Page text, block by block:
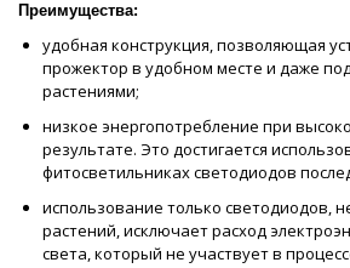
Преимущества:
удобная конструкция, позволяющая
прожектор в удобном месте и даже
растениями;
низкое энергопотребление при
результате. Это достигается
фитосветильниках светодиодов
использование только светодиодов,
растений, исключает расход
света, который не участвует в